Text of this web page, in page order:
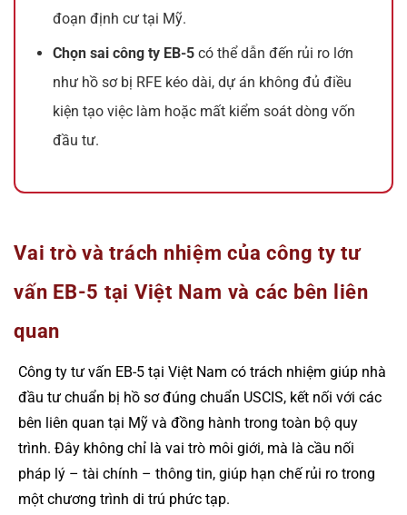
đoạn định cư tại Mỹ.
Chọn sai công ty EB-5 có thể dẫn đến rủi ro lớn
như hồ sơ bị RFE kéo dài, dự án không đủ điều
kiện tạo việc làm hoặc mất kiểm soát dòng vốn
đầu tư.
Vai trò và trách nhiệm của công ty tư
vấn EB-5 tại Việt Nam và các bên liên
quan
Công ty tư vấn EB-5 tại Việt Nam có trách nhiệm giúp nhà
đầu tư chuẩn bị hồ sơ đúng chuẩn USCIS, kết nối với các
bên liên quan tại Mỹ và đồng hành trong toàn bộ quy
trình. Đây không chỉ là vai trò môi giới, mà là cầu nối
pháp lý – tài chính – thông tin, giúp hạn chế rủi ro trong
một chương trình di trú phức tạp.